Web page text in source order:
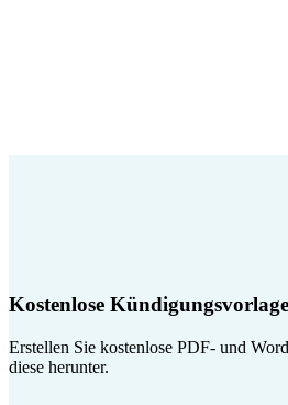
Kostenlose
Erstellen Sie kostenlose PDF- und
diese herunter.